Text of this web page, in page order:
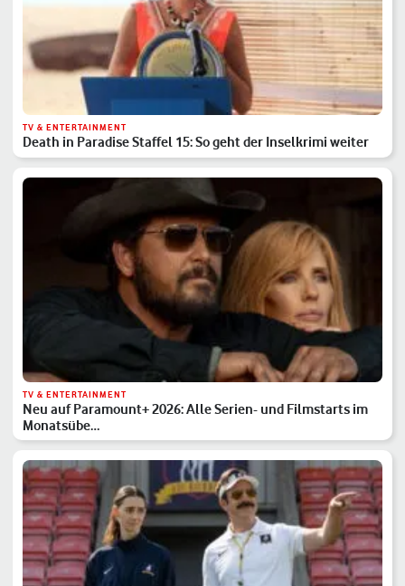
TV & ENTERTAINMENT
Death in Paradise Staffel 15: So geht der Inselkrimi weiter
TV & ENTERTAINMENT
Neu auf Paramount+ 2026: Alle Serien- und Filmstarts im
Monatsübe…